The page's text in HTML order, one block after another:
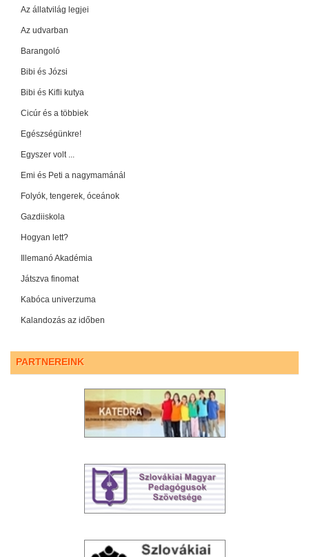
Az állatvilág legjei
Az udvarban
Barangoló
Bibi és Józsi
Bibi és Kifli kutya
Cicúr és a többiek
Egészségünkre!
Egyszer volt ...
Emi és Peti a nagymamánál
Folyók, tengerek, óceánok
Gazdiiskola
Hogyan lett?
Illemanó Akadémia
Játszva finomat
Kabóca univerzuma
Kalandozás az időben
PARTNEREINK